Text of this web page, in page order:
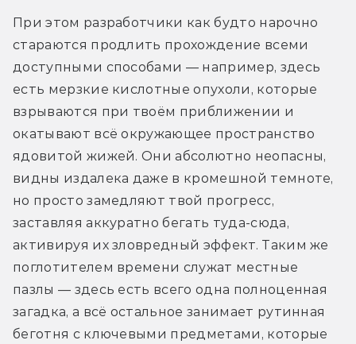
При этом разработчики как будто нарочно
стараются продлить прохождение всеми
доступными способами — например, здесь
есть мерзкие кислотные опухоли, которые
взрываются при твоём приближении и
окатывают всё окружающее пространство
ядовитой жижей. Они абсолютно неопасны,
видны издалека даже в кромешной темноте,
но просто замедляют твой прогресс,
заставляя аккуратно бегать туда-сюда,
активируя их зловредный эффект. Таким же
поглотителем времени служат местные
пазлы — здесь есть всего одна полноценная
загадка, а всё остальное занимает рутинная
беготня с ключевыми предметами, которые